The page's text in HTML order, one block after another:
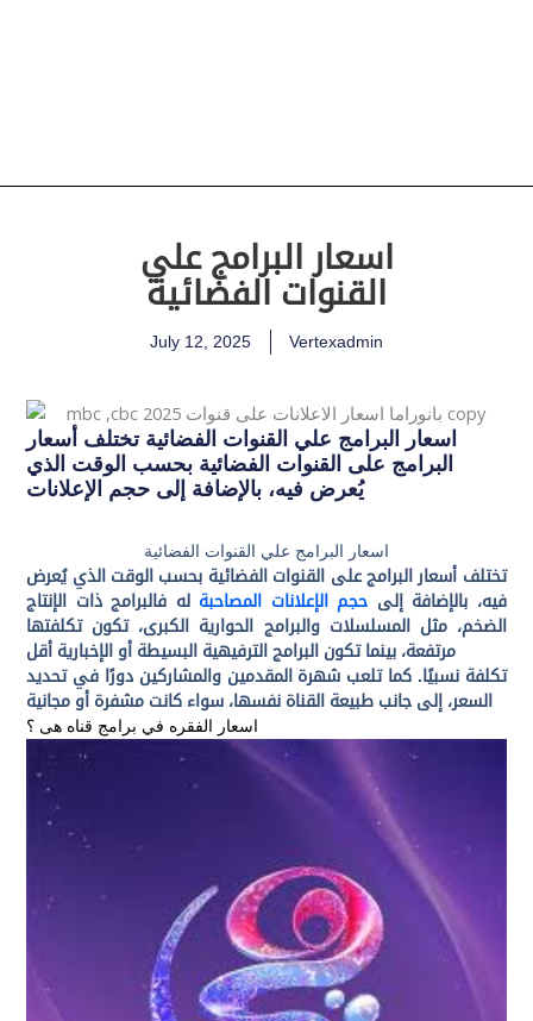
اسعار البرامج علي
القنوات الفضائية
July 12, 2025 Vertexadmin
اسعار البرامج علي القنوات الفضائية تختلف أسعار
البرامج على القنوات الفضائية بحسب الوقت الذي
يُعرض فيه، بالإضافة إلى حجم الإعلانات
اسعار البرامج علي القنوات الفضائية
تختلف أسعار البرامج على القنوات الفضائية بحسب الوقت الذي يُعرض
فيه، بالإضافة إلى حجم الإعلانات المصاحبة له فالبرامج ذات الإنتاج
الضخم، مثل المسلسلات والبرامج الحوارية الكبرى، تكون تكلفتها
مرتفعة، بينما تكون البرامج الترفيهية البسيطة أو الإخبارية أقل
تكلفة نسبيًا. كما تلعب شهرة المقدمين والمشاركين دورًا في تحديد
السعر، إلى جانب طبيعة القناة نفسها، سواء كانت مشفرة أو مجانية
اسعار الفقره في برامج قناه هى ؟